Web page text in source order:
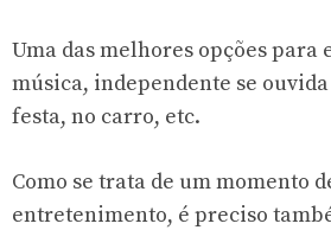
Uma das melhores opções para
música, independente se
festa, no carro, etc.
Como se trata de um momento
entretenimento, é preciso